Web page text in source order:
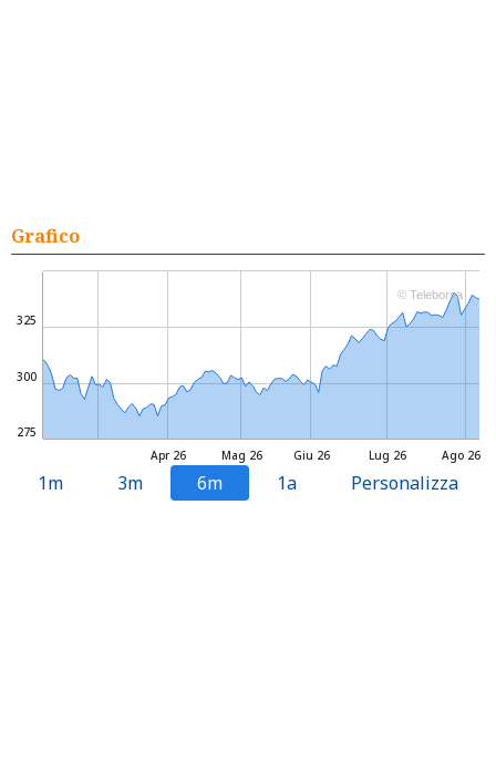
Grafico
Mag 26 Lug 26
Apr 26 Giu 26 Ago 26
275
300
325
© Teleborsa
1m 3m 6m 1a Personalizza